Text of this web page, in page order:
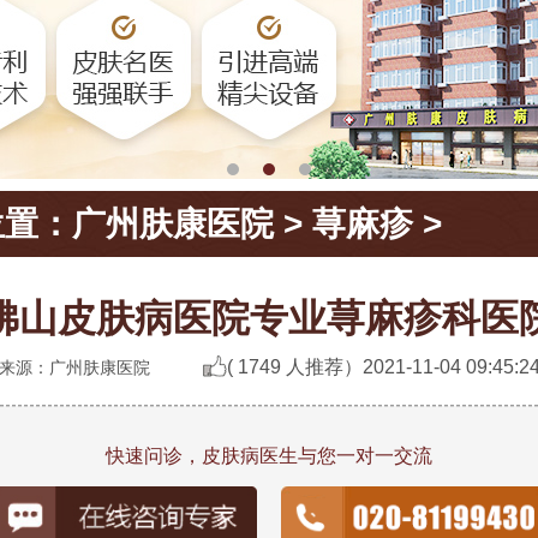
： 广州肤康医院> 荨麻疹>
山皮肤病医院专业荨麻疹科医
源：广州肤康医院 ( 1749 人推荐） 2021-11-04
快速问诊，皮肤病医生与您一对一交流